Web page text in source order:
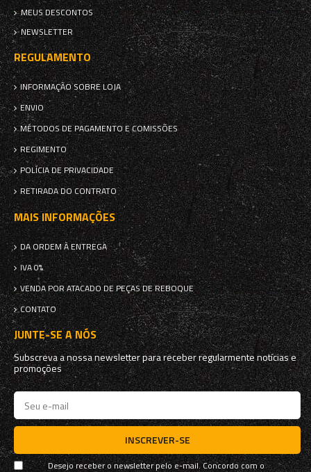
MEUS DESCONTOS
NEWSLETTER
REGULAMENTO
INFORMAÇÃO SOBRE LOJA
ENVIO
MÉTODOS DE PAGAMENTO E COMISSÕES
REGIMENTO
POLÍCIA DE PRIVACIDADE
RETIRADA DO CONTRATO
MAIS INFORMAÇÕES
DA ORDEM À ENTREGA
IVA 0%
VENDA POR ATACADO DE PEÇAS DE REBOQUE
CONTATO
JUNTE-SE A NÓS
Subscreva a nossa newsletter para receber regularmente notícias e
promoções
INSCREVER-SE
Desejo receber o newsletter pelo e-mail. Concordo com o